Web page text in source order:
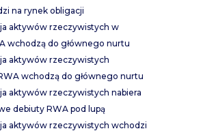
na rynek obligacji
aktywów rzeczywistych w
wchodzą do głównego nurtu
aktywów rzeczywistych
wchodzą do głównego nurtu
aktywów rzeczywistych nabiera
debiuty RWA pod lupą
aktywów rzeczywistych wchodzi